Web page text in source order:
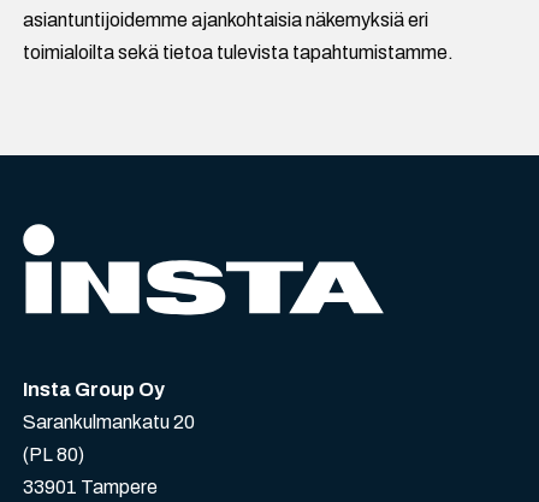
asiantuntijoidemme ajankohtaisia näkemyksiä eri
toimialoilta sekä tietoa tulevista tapahtumistamme.
Insta Group Oy
Sarankulmankatu 20
(PL 80)
33901 Tampere